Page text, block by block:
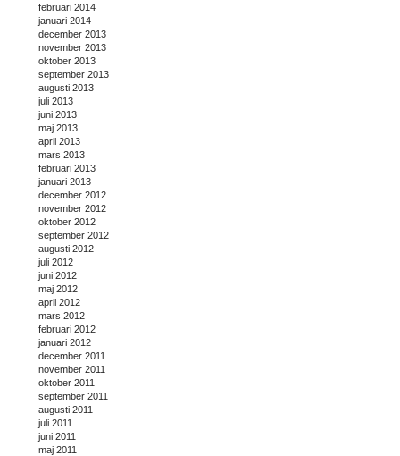
februari 2014
januari 2014
december 2013
november 2013
oktober 2013
september 2013
augusti 2013
juli 2013
juni 2013
maj 2013
april 2013
mars 2013
februari 2013
januari 2013
december 2012
november 2012
oktober 2012
september 2012
augusti 2012
juli 2012
juni 2012
maj 2012
april 2012
mars 2012
februari 2012
januari 2012
december 2011
november 2011
oktober 2011
september 2011
augusti 2011
juli 2011
juni 2011
maj 2011